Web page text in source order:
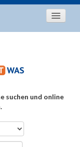
suchen und online